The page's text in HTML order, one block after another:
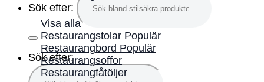
Sök efter:
Sök efter:
Visa alla
Restaurangstolar
Restaurangbord
Restaurangsoffor
Restaurangfåtöljer